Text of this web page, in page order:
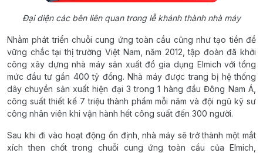
Đại diện các bên liên quan trong lễ khánh thành nhà máy
Nhằm phát triển chuỗi cung ứng toàn cầu cũng như tạo tiền đề
vững chắc tại thị trường Việt Nam, năm 2012, tập đoàn đã khởi
công xây dựng nhà máy sản xuất đồ gia dụng Elmich với tổng
mức đầu tư gần 400 tỷ đồng. Nhà máy được trang bị hệ thống
dây chuyền sản xuất hiện đại 3 trong 1 hàng đầu Đông Nam Á,
công suất thiết kế 7 triệu thành phẩm mỗi năm và đội ngũ kỹ sư
công nhân viên khi vận hành hết công suất đến 300 người.
Sau khi đi vào hoạt động ổn định, nhà máy sẽ trở thành một mắt
xích then chốt trong chuỗi cung ứng toàn cầu của Elmich,